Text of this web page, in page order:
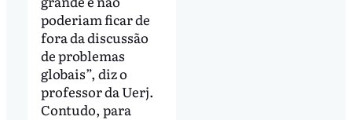
poderiam ficar de
fora da discussão
de problemas
globais”, diz o
professor da Uerj.
Contudo, para